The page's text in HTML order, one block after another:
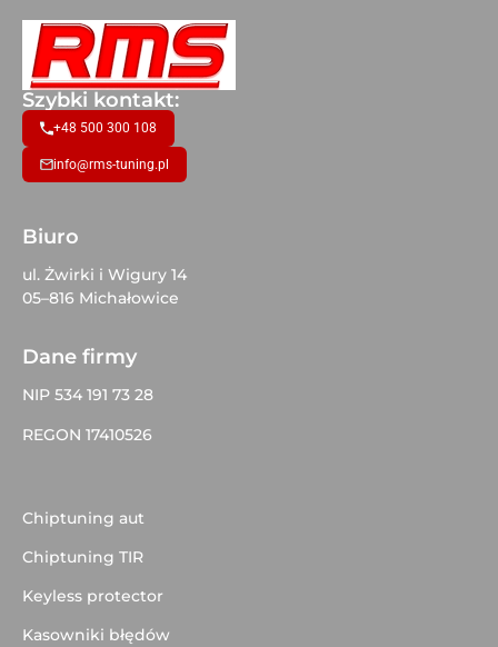
Szybki kontakt:
+48 500 300 108
info@rms-tuning.pl
Biuro
ul. Żwirki i Wigury 14
05–816 Michałowice
Dane firmy
NIP 534 191 73 28
REGON 17410526
Chiptuning aut
Chiptuning TIR
Keyless protector
Kasowniki błędów